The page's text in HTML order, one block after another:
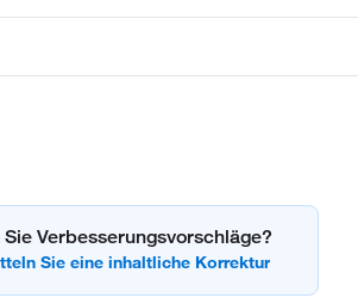
Sie Verbesserungsvorschläge?